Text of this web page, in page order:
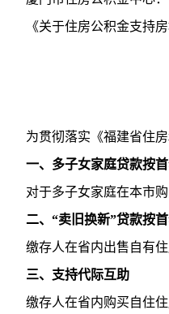
《关于住房公积金支持房
为贯彻落实《福建省住房
一、多子女家庭贷款按
对于多子女家庭在本市购
二、“卖旧换新”贷款按
缴存人在省内出售自有住
三、支持代际互助
缴存人在省内购买自住住